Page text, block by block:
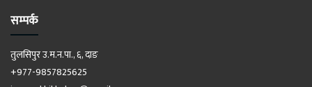
सम्पर्क
तुलसिपुर उ.म.न.पा., ६, दाङ
+977-9857825625